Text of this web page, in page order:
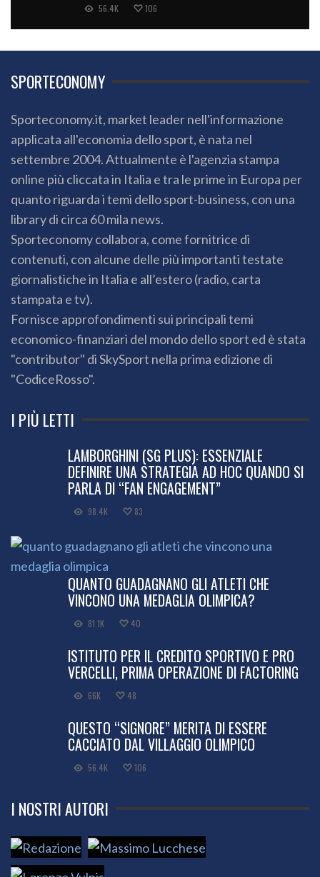
56.4K 106
SPORTECONOMY
Sporteconomy.it, market leader nell'informazione
applicata all'economia dello sport, è nata nel
settembre 2004. Attualmente è l'agenzia stampa
online più cliccata in Italia e tra le prime in Europa per
quanto riguarda i temi dello sport-business, con una
library di circa 60 mila news.
Sporteconomy collabora, come fornitrice di
contenuti, con alcune delle più importanti testate
giornalistiche in Italia e all’estero (radio, carta
stampata e tv).
Fornisce approfondimenti sui principali temi
economico-finanziari del mondo dello sport ed è stata
"contributor" di SkySport nella prima edizione di
"CodiceRosso".
I PIÙ LETTI
LAMBORGHINI (SG PLUS): ESSENZIALE
DEFINIRE UNA STRATEGIA AD HOC QUANDO SI
PARLA DI “FAN ENGAGEMENT”
98.4K 83
QUANTO GUADAGNANO GLI ATLETI CHE
VINCONO UNA MEDAGLIA OLIMPICA?
81.1K 40
ISTITUTO PER IL CREDITO SPORTIVO E PRO
VERCELLI, PRIMA OPERAZIONE DI FACTORING
66K 48
QUESTO “SIGNORE” MERITA DI ESSERE
CACCIATO DAL VILLAGGIO OLIMPICO
56.4K 106
I NOSTRI AUTORI